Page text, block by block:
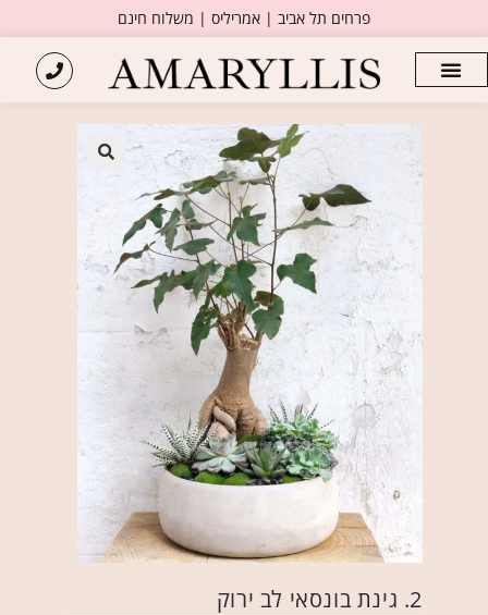
פרחים תל אביב | אמריליס | משלוח חינם
2. גינת בונסאי לב ירוק